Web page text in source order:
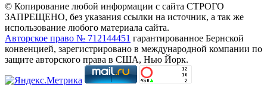
© Копирование любой информации с сайта СТРОГО
ЗАПРЕЩЕНО, без указания ссылки на источник, а так же
использование любого материала сайта.
Авторское право № 712144451 гарантированное Бернской
конвенцией, зарегистрировано в международной компании по
защите авторского права в США, Нью Йорк.